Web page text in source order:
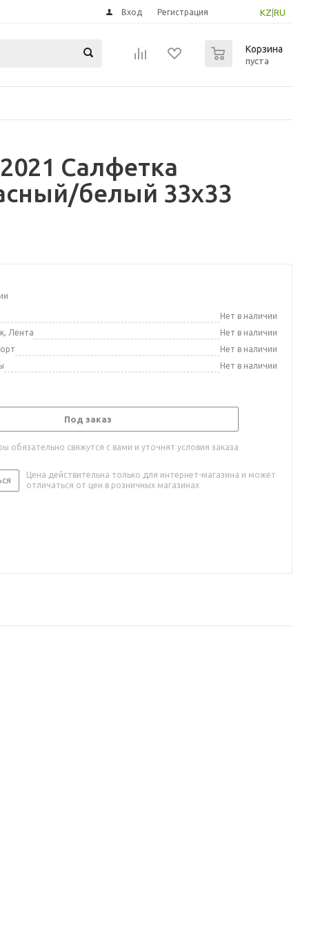
KZ RU
Вход Регистрация
Корзина
пуста
Салфетка
белый 33x33
Нет в наличии
Лента
Нет в наличии
Нет в наличии
Нет в наличии
Под заказ
обязательно свяжутся с вами и уточнят условия заказа
Цена действительна только для интернет-магазина и может
отличаться от цен в розничных магазинах